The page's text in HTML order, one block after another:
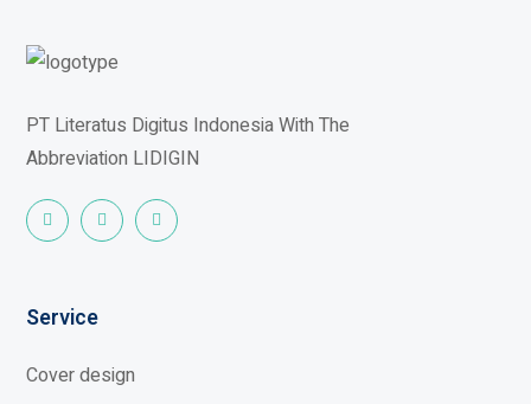
PT Literatus Digitus IndonesiaWith The
Abbreviation LIDIGIN
Service
Cover design